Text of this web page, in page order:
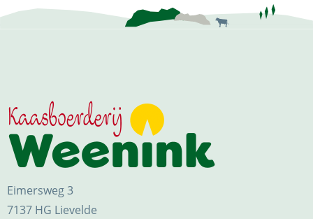
Eimersweg 3
7137 HG Lievelde